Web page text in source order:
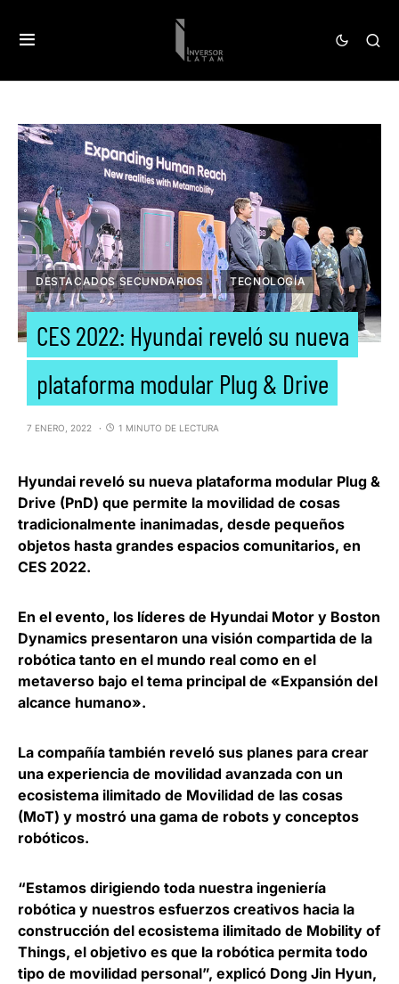
DESTACADOS SECUNDARIOS TECNOLOGÍA
CES 2022: Hyundai reveló su nueva
plataforma modular Plug & Drive
7 ENERO, 2022 1 MINUTO DE LECTURA
Hyundai reveló su nueva plataforma modular Plug &
Drive (PnD) que permite la movilidad de cosas
tradicionalmente inanimadas, desde pequeños
objetos hasta grandes espacios comunitarios, en
CES 2022.
En el evento, los líderes de Hyundai Motor y Boston
Dynamics presentaron una visión compartida de la
robótica tanto en el mundo real como en el
metaverso bajo el tema principal de «Expansión del
alcance humano».
La compañía también reveló sus planes para crear
una experiencia de movilidad avanzada con un
ecosistema ilimitado de Movilidad de las cosas
(MoT) y mostró una gama de robots y conceptos
robóticos.
“Estamos dirigiendo toda nuestra ingeniería
robótica y nuestros esfuerzos creativos hacia la
construcción del ecosistema ilimitado de Mobility of
Things, el objetivo es que la robótica permita todo
tipo de movilidad personal”, explicó Dong Jin Hyun,